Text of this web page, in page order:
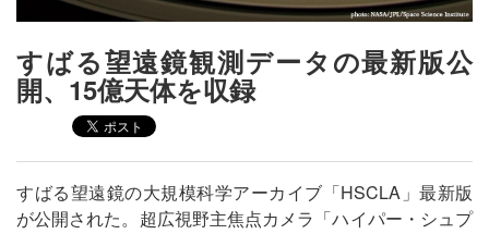
すばる望遠鏡観測データの最新版公
開、15億天体を収録
すばる望遠鏡の大規模科学アーカイブ「HSCLA」最新版
が公開された。超広視野主焦点カメラ「ハイパー・シュプ